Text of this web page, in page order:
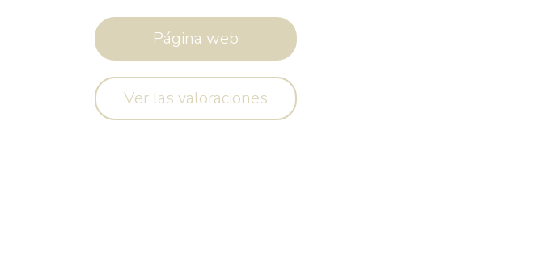
Página web
Ver las valoraciones